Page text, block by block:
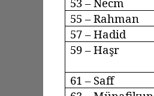
55 – Rahman
57 –Hadid
59 –Haşr
61 – Saff